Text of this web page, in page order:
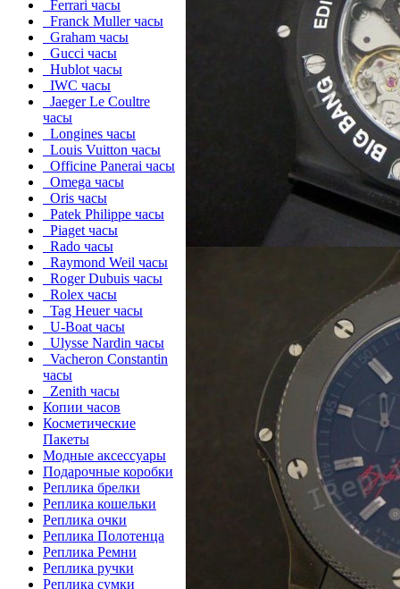
Ferrari часы
Franck Muller часы
Graham часы
Gucci часы
Hublot часы
IWC часы
Jaeger Le Coultre
часы
Longines часы
Louis Vuitton часы
Officine Panerai часы
Omega часы
Oris часы
Patek Philippe часы
Piaget часы
Rado часы
Raymond Weil часы
Roger Dubuis часы
Rolex часы
Tag Heuer часы
U-Boat часы
Ulysse Nardin часы
Vacheron Constantin
часы
Zenith часы
Копии часов
Косметические
Пакеты
Модные аксессуары
Подарочные коробки
Реплика брелки
Реплика кошельки
Реплика очки
Реплика Полотенца
Реплика Ремни
Реплика ручки
Реплика сумки